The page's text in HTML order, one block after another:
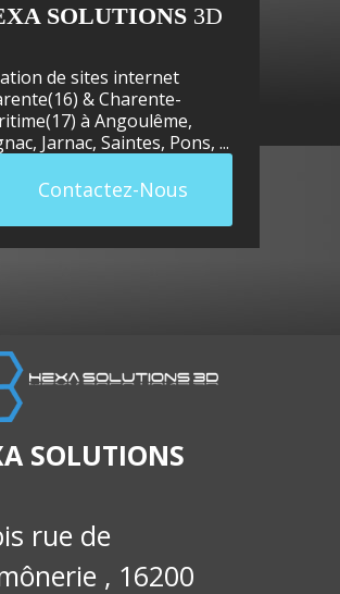
-
SOLUTIONS 3D
de sites internet
& Charente-
à Angoulême,
, Jarnac, Saintes, Pons, ...
Contactez-Nous
SOLUTIONS
rue de
, 16200